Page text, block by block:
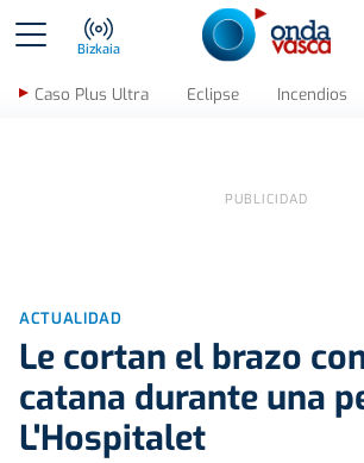
Bizkaia
Caso Plus Ultra Eclipse Incendios
ACTUALIDAD
Le cortan el brazo
catana durante una
L'Hospitalet